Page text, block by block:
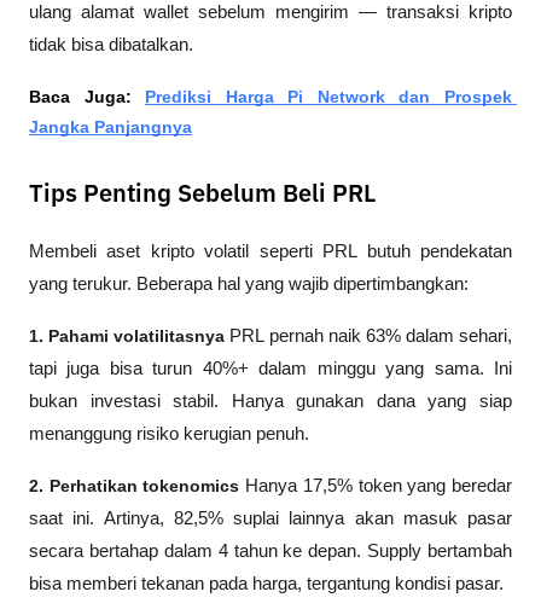
ulang alamat wallet sebelum mengirim — transaksi kripto
tidak bisa dibatalkan.
Baca Juga: Prediksi Harga Pi Network dan Prospek
Jangka Panjangnya
Tips Penting Sebelum Beli PRL
Membeli aset kripto volatil seperti PRL butuh pendekatan
yang terukur. Beberapa hal yang wajib dipertimbangkan:
1. Pahami volatilitasnya PRL pernah naik 63% dalam sehari,
tapi juga bisa turun 40%+ dalam minggu yang sama. Ini
bukan investasi stabil. Hanya gunakan dana yang siap
menanggung risiko kerugian penuh.
2. Perhatikan tokenomics Hanya 17,5% token yang beredar
saat ini. Artinya, 82,5% suplai lainnya akan masuk pasar
secara bertahap dalam 4 tahun ke depan. Supply bertambah
bisa memberi tekanan pada harga, tergantung kondisi pasar.